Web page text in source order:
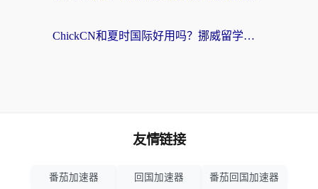
ChickCN和夏时国际好用吗？挪威留学生亲测3款回国加速器，附穿梭和加速喵对比指南
友情链接
番茄加速器 回国加速器 番茄回国加速器